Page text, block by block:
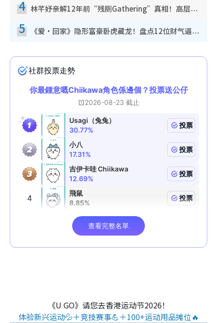
4 林芊妤亲解12年前“残厕Gathering”真相！高层解约一句话重创尊严，至今拒返TVB
5 《爱·回家》隐形富豪卧虎藏龙！盘点12位财气逼人的有钱艺人：这位美女3亿身家不愁做
《U GO》请您去香港运动节2026！
体验新兴运动💦＋竞技赛事💪＋100+运动用品摊位🔥